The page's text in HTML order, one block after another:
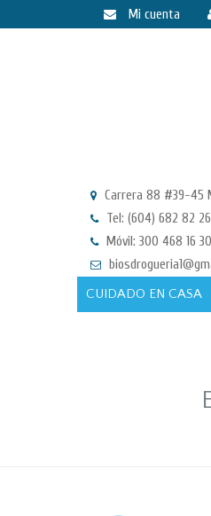
Mi cuenta
Carrera 88 #39-45
Tel: (604) 682 82 26
Móvil: 300 468 16
CUIDADO EN CASA